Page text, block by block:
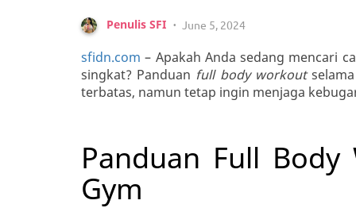
Penulis SFI • June 5, 2024
sfidn.com – Apakah Anda sedang mencari
singkat? Panduan full body workout
terbatas, namun tetap ingin menjaga
Panduan Full
Gym